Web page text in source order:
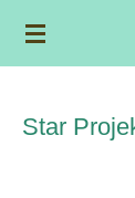
Zum
Hauptinhalt
Star